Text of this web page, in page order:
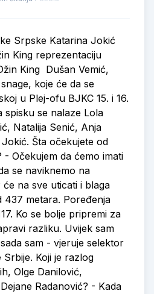
Srpske Katarina Jokić
King reprezentaciju
King Dušan Vemić,
koje će da se
u Plej-ofu BJKC 15. i 16.
spisku se nalaze Lola
Natalija Senić, Anja
Šta očekujete od
- Očekujem da ćemo imati
se naviknemo na
na sve uticati i blaga
437 metara. Poređenja
Ko se bolje pripremi za
razliku. Uvijek sam
sam - vjeruje selektor
Koji je razlog
Olge Danilović,
Radanović? - Kada